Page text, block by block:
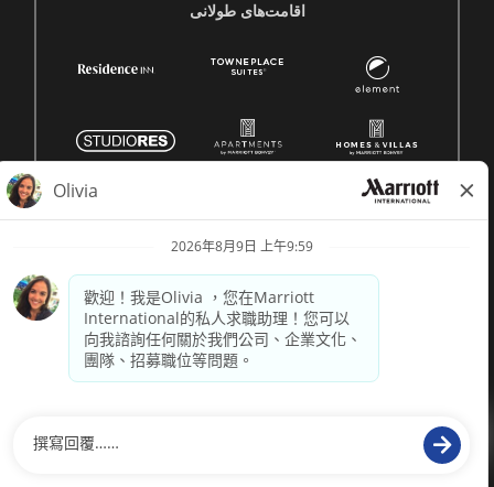
اقامت‌های طولانی
2026 萬豪國際集團保留所有權利。萬豪專有資訊
paradox.ai